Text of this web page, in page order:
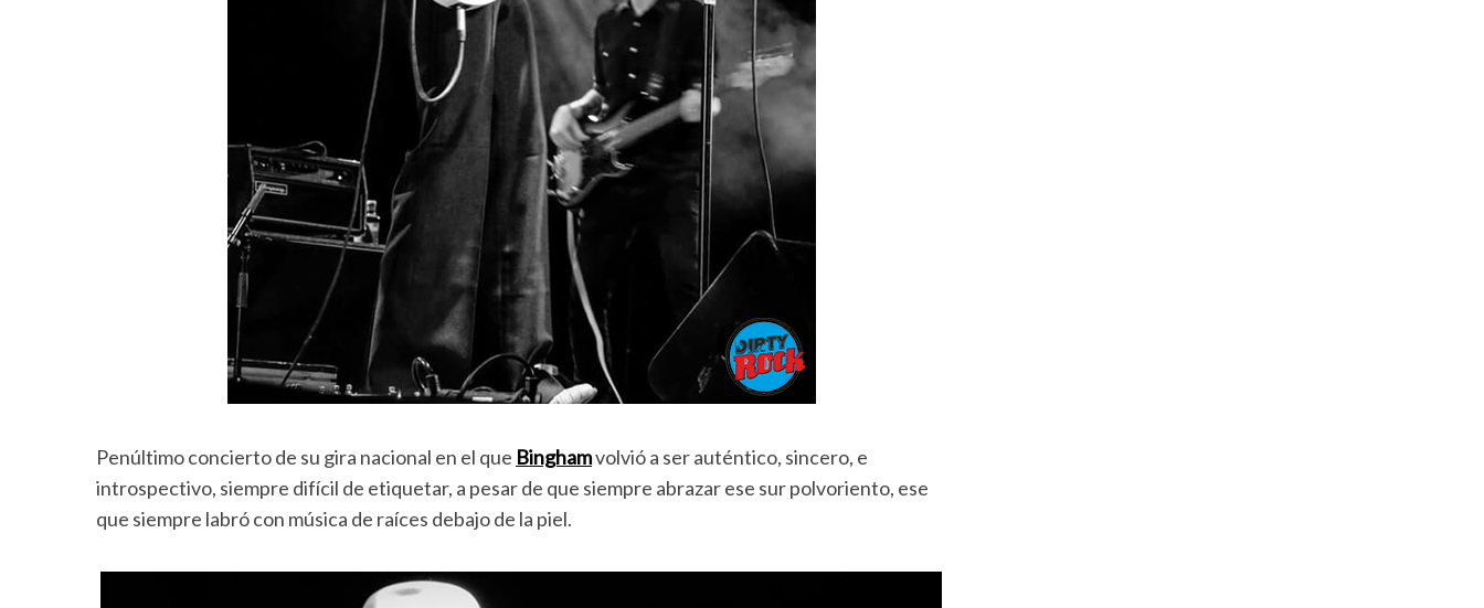
Penúltimo concierto de su gira nacional en el que Binghamvolvió a ser auténtico, sincero, e
introspectivo, siempre difícil de etiquetar, a pesar de que siempre abrazar ese sur polvoriento, ese
que siempre labró con música de raíces debajo de la piel.